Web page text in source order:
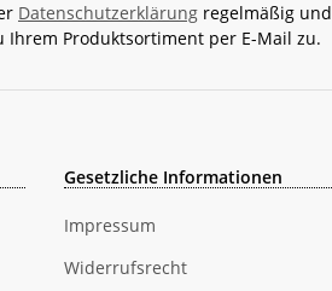
Datenschutzerklärung regelmäßig und
Produktsortiment per E-Mail zu.
Gesetzliche Informationen
Impressum
Widerrufsrecht